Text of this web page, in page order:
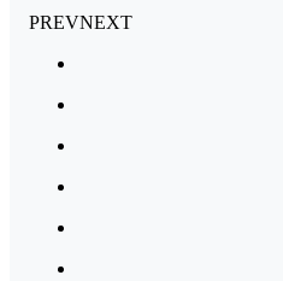
PREVNEXT